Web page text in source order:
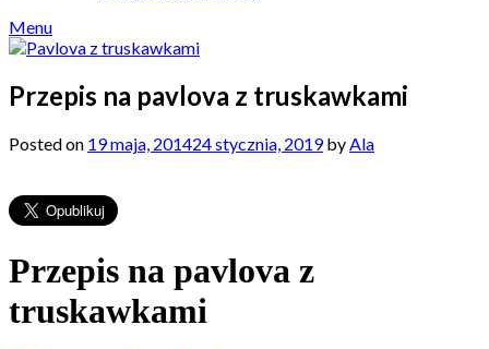
Menu
Przepis na pavlova z truskawkami
Posted on 19 maja, 201424 stycznia, 2019byAla
Przepis na pavlova z
truskawkami